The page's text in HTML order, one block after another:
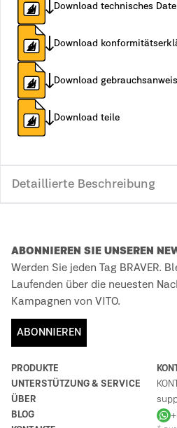
Download technisches
Download
Download
Download teile
Detaillierte Beschreibung
PRODUKTE
UNTERSTÜTZUNG & SERVICE
ÜBER
BLOG
ABONNIEREN SIE UNSEREN
Werden Sie jeden Tag BRAVER.
Laufenden über die neuesten
Kampagnen von VITO.
ABONNIEREN